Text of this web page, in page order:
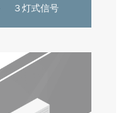
３灯式信号